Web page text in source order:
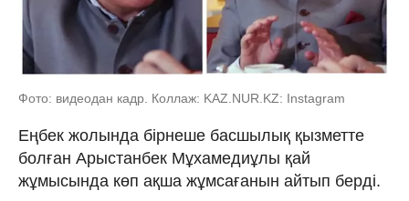
Фото: видеодан кадр. Коллаж: KAZ.NUR.KZ: Instagram
Еңбек жолында бірнеше басшылық қызметте
болған Арыстанбек Мұхамедиұлы қай
жұмысында көп ақша жұмсағанын айтып берді.